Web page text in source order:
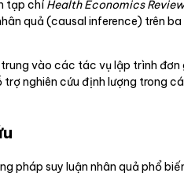
tạp chíHealth Economics Review
quả (causal inference) trên
vào các tác vụ lập trình đơn
nghiên cứu định lượng trong
pháp suy luận nhân quả phổ